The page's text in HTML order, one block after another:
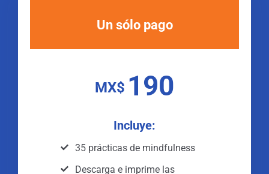
Un sólo pago
MX$ 190
Incluye:
35 prácticas de mindfulness
Descarga e imprime las